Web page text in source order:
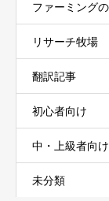
ファーミング
リサーチ牧場
翻訳記事
初心者向け
中・上級者向け
未分類